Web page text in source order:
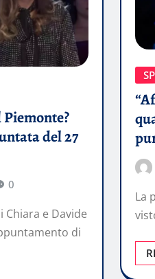
del 27
0
e Davide
di
La